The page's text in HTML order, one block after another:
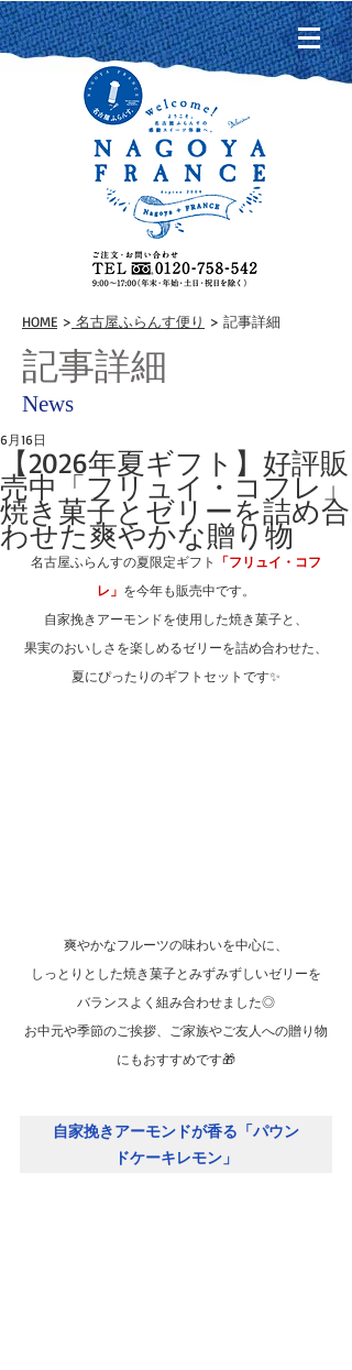
HOME > 名古屋ふらんす便り > 記事詳細
記事詳細
News
【2026年夏ギフト】好評販
売中「フリュイ・コフレ」
焼き菓子とゼリーを詰め合
わせた爽やかな贈り物
6月16日
名古屋ふらんすの夏限定ギフト
「フリュイ・コフ
レ」 を今年も販売中です。
自家挽きアーモンドを使用した焼き菓子と、
果実のおいしさを楽しめるゼリーを詰め合わせた、
夏にぴったりのギフトセットです✨
爽やかなフルーツの味わいを中心に、
しっとりとした焼き菓子とみずみずしいゼリーを
バランスよく組み合わせました◎
お中元や季節のご挨拶、ご家族やご友人への贈り物
にもおすすめです🎁
自家挽きアーモンドが香る「パウン
ドケーキレモン」